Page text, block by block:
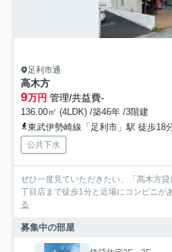
足利市通
高木方
9万円 管理/共益費-
136.00㎡ (4LDK) /築46年 /3階建
東武伊勢崎線「足利市」駅 徒歩18
公共下水
ぜひ一度見ていただきたい、「髙木方
丁目店まで徒歩1分と近場にコンビニが
る
募集中の部屋